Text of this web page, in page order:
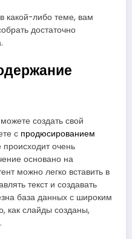
какой-либо теме, вам
достаточно
создать свой
с продюсированием
происходит очень
основано на
можно легко вставить в
текст и создавать
база данных с широким
как слайды созданы,